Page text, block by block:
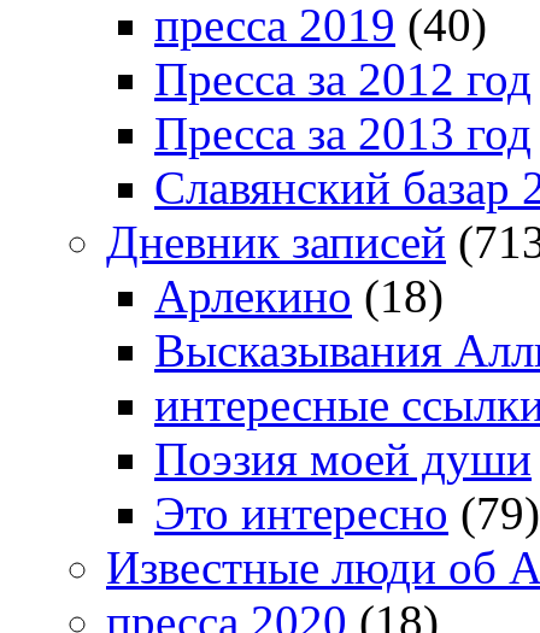
пресса 2019 (40)
Пресса за 2012 год
Пресса за 2013 год
Славянский базар
Дневник записей
Арлекино (18)
Высказывания
интересные
Поэзия моей души
Это интересно (79)
Известные люди об
пресса 2020 (18)